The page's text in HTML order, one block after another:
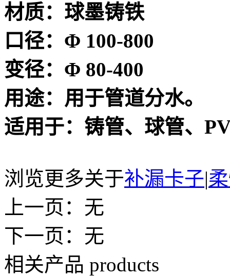
材质：球墨铸铁
口径：Φ 100-800
变径：Φ 80-400
用途：用于管道分水。
适用于：铸管、球管、
浏览更多关于补漏卡子|
上一页：无
下一页：无
相关产品 products